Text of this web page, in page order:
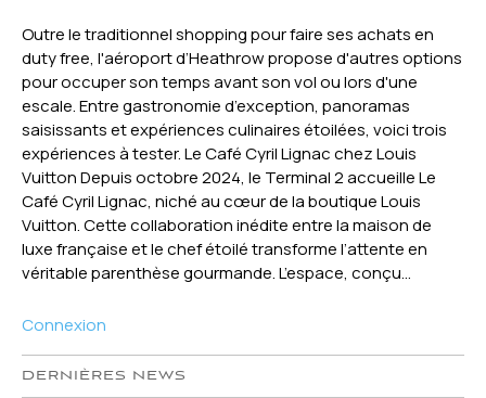
Outre le traditionnel shopping pour faire ses achats en
duty free, l'aéroport d’Heathrow propose d'autres options
pour occuper son temps avant son vol ou lors d'une
escale. Entre gastronomie d’exception, panoramas
saisissants et expériences culinaires étoilées, voici trois
expériences à tester. Le Café Cyril Lignac chez Louis
Vuitton Depuis octobre 2024, le Terminal 2 accueille Le
Café Cyril Lignac, niché au cœur de la boutique Louis
Vuitton. Cette collaboration inédite entre la maison de
luxe française et le chef étoilé transforme l’attente en
véritable parenthèse gourmande. L’espace, conçu...
Connexion
DERNIÈRES NEWS